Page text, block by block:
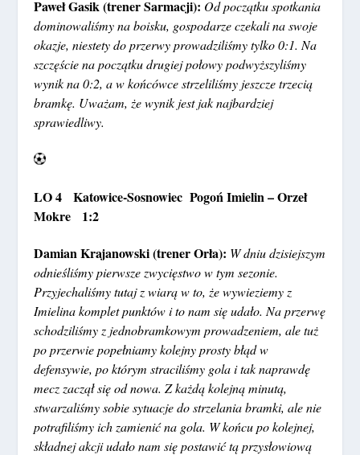
Paweł Gasik (trener Sarmacji): Od początku spotkania
dominowaliśmy na boisku, gospodarze czekali na swoje
okazje, niestety do przerwy prowadziliśmy tylko 0:1. Na
szczęście na początku drugiej połowy podwyższyliśmy
wynik na 0:2, a w końcówce strzeliliśmy jeszcze trzecią
bramkę. Uważam, że wynik jest jak najbardziej
sprawiedliwy.
LO 4 Katowice-Sosnowiec Pogoń Imielin – Orzeł
Mokre 1:2
Damian Krajanowski (trener Orła): W dniu dzisiejszym
odnieśliśmy pierwsze zwycięstwo w tym sezonie.
Przyjechaliśmy tutaj z wiarą w to, że wywieziemy z
Imielina komplet punktów i to nam się udało. Na przerwę
schodziliśmy z jednobramkowym prowadzeniem, ale tuż
po przerwie popełniamy kolejny prosty błąd w
defensywie, po którym straciliśmy gola i tak naprawdę
mecz zaczął się od nowa. Z każdą kolejną minutą,
stwarzaliśmy sobie sytuacje do strzelania bramki, ale nie
potrafiliśmy ich zamienić na gola. W końcu po kolejnej,
składnej akcji udało nam się postawić tą przysłowiową